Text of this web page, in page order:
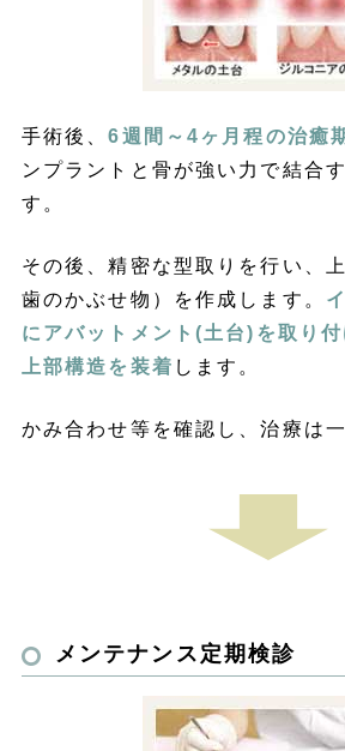
手術後、6週間～4ヶ月程の治癒
ンプラントと骨が強い力で結合
す。
その後、精密な型取りを行い、
歯のかぶせ物）を作成します。
にアバットメント(土台)を取り
上部構造を装着 します。
かみ合わせ等を確認し、治療は
メンテナンス定期検診